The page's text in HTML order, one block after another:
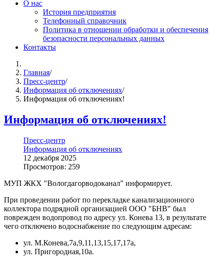
О нас
История предприятия
Телефонный справочник
Политика в отношении обработки и обеспечения
безопасности персональных данных
Контакты
Главная/
Пресс-центр/
Информация об отключениях/
Информация об отключениях!
Информация об отключениях!
Пресс-центр
Информация об отключениях
12 декабря 2025
Просмотров: 259
МУП ЖКХ "Вологдагорводоканал" информирует.
При проведении работ по перекладке канализационного
коллектора подрядной организацией ООО "БНВ" был
поврежден водопровод по адресу ул. Конева 13, в результате
чего отключено водоснабжение по следующим адресам:
ул. М.Конева,7а,9,11,13,15,17,17а,
ул. Пригородная,10а.